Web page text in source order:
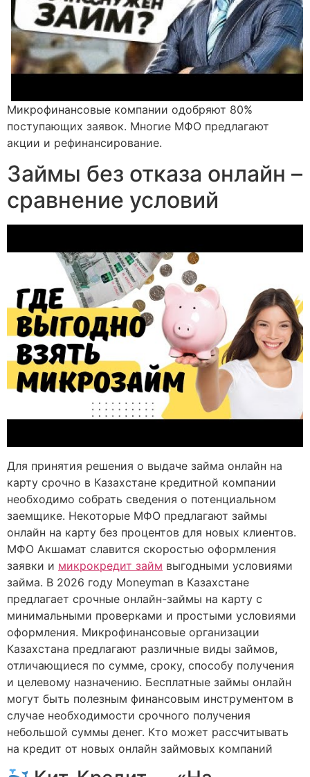
Микрофинансовые компании одобряют 80%
поступающих заявок. Многие МФО предлагают
акции и рефинансирование.
Займы без отказа онлайн –
сравнение условий
Для принятия решения о выдаче займа онлайн на
карту срочно в Казахстане кредитной компании
необходимо собрать сведения о потенциальном
заемщике. Некоторые МФО предлагают займы
онлайн на карту без процентов для новых клиентов.
МФО Акшамат славится скоростью оформления
заявки и микрокредит займ выгодными условиями
займа. В 2026 году Moneyman в Казахстане
предлагает срочные онлайн-займы на карту с
минимальными проверками и простыми условиями
оформления. Микрофинансовые организации
Казахстана предлагают различные виды займов,
отличающиеся по сумме, сроку, способу получения
и целевому назначению. Бесплатные займы онлайн
могут быть полезным финансовым инструментом в
случае необходимости срочного получения
небольшой суммы денег. Кто может рассчитывать
на кредит от новых онлайн займовых компаний